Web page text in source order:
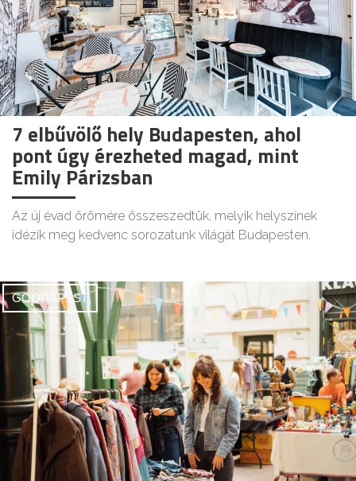
7 elbűvölő hely Budapesten, ahol
pont úgy érezheted magad, mint
Emily Párizsban
Az új évad örömére összeszedtük, melyik helyszínek
idézik meg kedvenc sorozatunk világát Budapesten.
GOODAPEST